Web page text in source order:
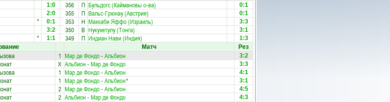
1:0
2:0
* 0:1
3:2
* 1:1
356 П Бульдогс (Каймановы о-ва) 0:1
355 П Вальс-Грюнау (Австрия) 0:1
353 Н Маккаби Яффо (Израиль) 3:3
350 В Нукухетулу (Тонга) 3:1
349 П Индиан Нави (Индия)
1:3
Матч Рез
1 Мар де Фондо-Альбион 3:2
X Альбион-Мар де Фондо 3:3
1 Мар де Фондо-Альбион 4:1
1 Мар де Фондо-Альбион* 3:1
2 Мар де Фондо-Альбион 4:5
2 Альбион-Мар де Фондо
4:3